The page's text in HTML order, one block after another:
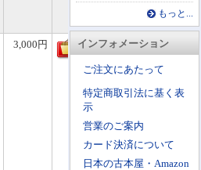
もっと...
インフォメーション
ご注文にあたって
特定商取引法に基く表
示
営業のご案内
カード決済について
日本の古本屋・Amazon
3,000円